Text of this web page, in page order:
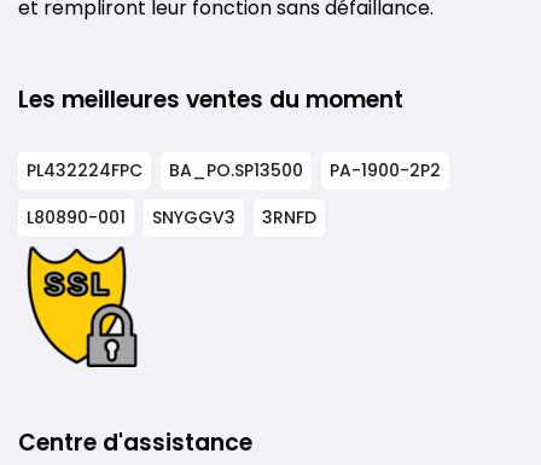
et rempliront leur fonction sans défaillance.
Les meilleures ventes du moment
PL432224FPC BA_PO.SP13500
PA-1900-2P2
L80890-001
SNYGGV3 3RNFD
Centre d'assistance